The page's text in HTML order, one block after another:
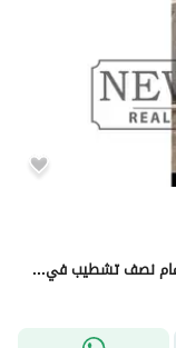
شقة استلام فوري بالطابق الاول ٣ غرف نوم 2 حمام نصف تشطيب في القاهرة الجديدة